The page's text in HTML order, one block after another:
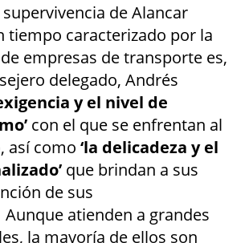
supervivencia de Alancar
tiempo caracterizado por la
empresas de transporte es,
delegado, Andrés
y el nivel de
con el que se enfrentan al
así como ‘la delicadeza y el
que brindan a sus
de sus
atienden a grandes
la mayoría de ellos son